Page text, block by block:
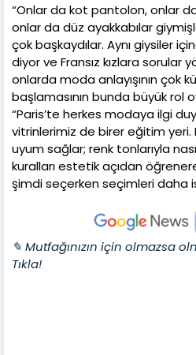
“Onlar da kot pantolon, onlar
onlar da düz ayakkabılar
çok başkaydılar. Aynı giysiler
diyor ve Fransız kızlara sorular
onlarda moda anlayışının çok
başlamasının bunda büyük rol
“Paris’te herkes modaya ilgi
vitrinlerimiz de birer eğitim yeri.
uyum sağlar; renk tonlarıyla
kuralları estetik açıdan
şimdi seçerken seçimleri daha
✎ Mutfağınızın için olmazsa
Tıkla!